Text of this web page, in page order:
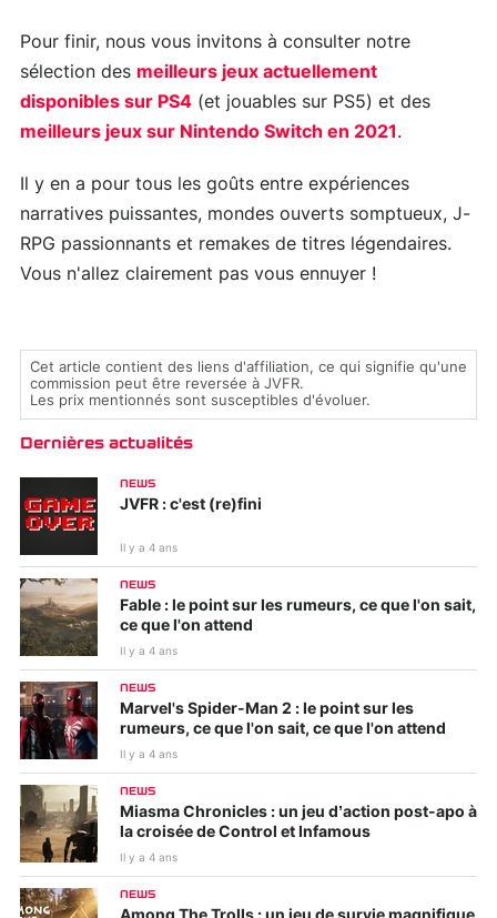
Pour finir, nous vous invitons à consulter notre
sélection des meilleurs jeux actuellement
disponibles sur PS4 (et jouables sur PS5) et des
meilleurs jeux sur Nintendo Switch en 2021 .
Il y en a pour tous les goûts entre expériences
narratives puissantes, mondes ouverts somptueux, J-
RPG passionnants et remakes de titres légendaires.
Vous n'allez clairement pas vous ennuyer !
Cet article contient des liens d'affiliation, ce qui signifie qu'une
commission peut être reversée à JVFR.
Les prix mentionnés sont susceptibles d'évoluer.
Dernières actualités
NEWS
JVFR : c'est (re)fini
Il y a 4 ans
NEWS
Fable : le point sur les rumeurs, ce que l'on sait,
ce que l'on attend
Il y a 4 ans
NEWS
Marvel's Spider-Man 2 : le point sur les
rumeurs, ce que l'on sait, ce que l'on attend
Il y a 4 ans
NEWS
Miasma Chronicles : un jeu d’action post-apo à
la croisée de Control et Infamous
Il y a 4 ans
NEWS